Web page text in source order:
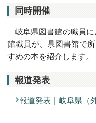
同時開催
岐阜県図書館の職員に
館職員が、県図書館で
すめの本を紹介します。
報道発表
報道発表｜岐阜県（